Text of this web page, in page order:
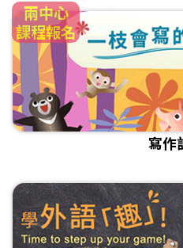
兩中心
課程報名
寫作